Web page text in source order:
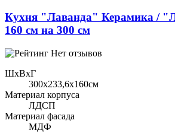
Кухня "Лаванда" Керамика /
160 см на 300 см
Нет отзывов
ШхВхГ
300x233,6х160см
Материал корпуса
ЛДСП
Материал фасада
МДФ